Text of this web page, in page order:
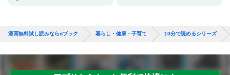
漫画無料試し読みならdブック 暮らし・健康・子育て 10分で読めるシリーズ